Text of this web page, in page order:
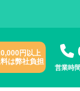
円以上
は弊社負担
営業時